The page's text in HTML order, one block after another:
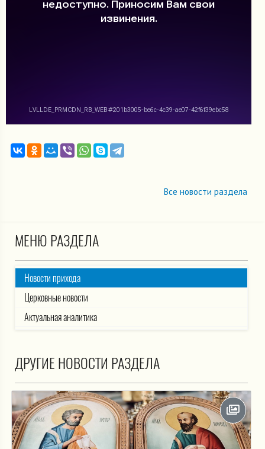
Все новости раздела
МЕНЮ РАЗДЕЛА
Новости прихода
Церковные новости
Актуальная аналитика
ДРУГИЕ НОВОСТИ РАЗДЕЛА